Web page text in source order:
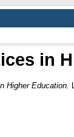
in
Higher Education.